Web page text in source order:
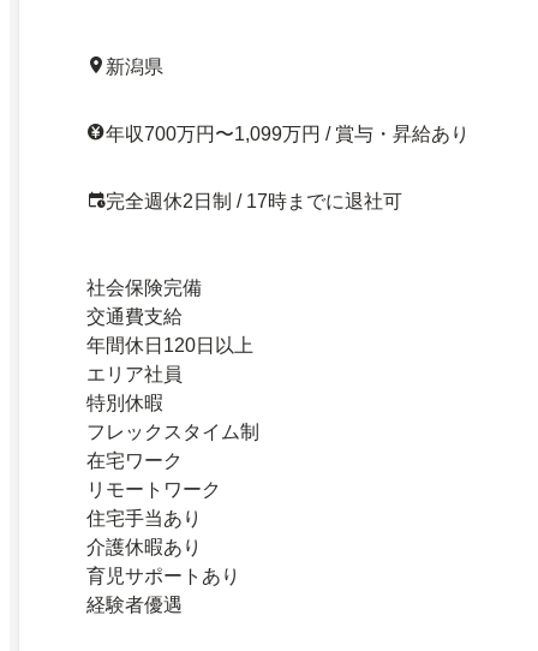
新潟県
年収700万円〜1,099万円 / 賞与・昇給あり
完全週休2日制 / 17時までに退社可
社会保険完備
交通費支給
年間休日120日以上
エリア社員
特別休暇
フレックスタイム制
在宅ワーク
リモートワーク
住宅手当あり
介護休暇あり
育児サポートあり
経験者優遇